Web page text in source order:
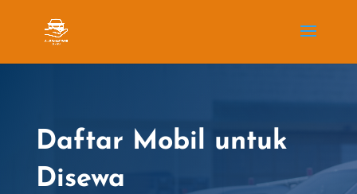
Daftar Mobil untuk
Disewa